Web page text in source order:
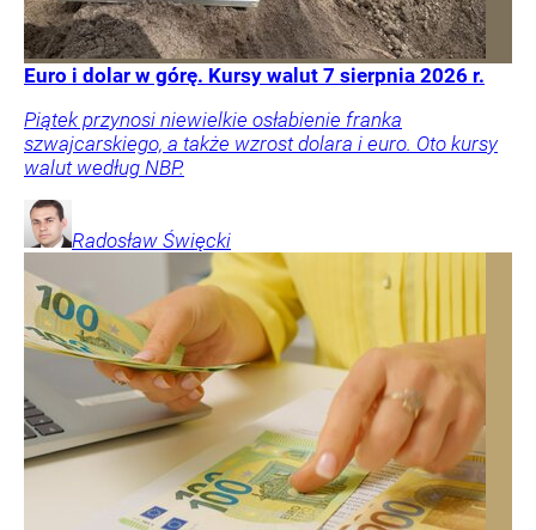
Euro i dolar w górę. Kursy walut 7 sierpnia 2026 r.
Piątek przynosi niewielkie osłabienie franka
szwajcarskiego, a także wzrost dolara i euro. Oto kursy
walut według NBP.
Radosław Święcki